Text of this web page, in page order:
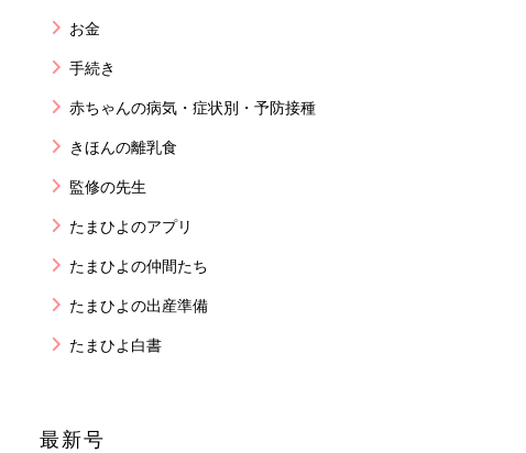
お金
手続き
赤ちゃんの病気・症状別・予防接種
きほんの離乳食
監修の先生
たまひよのアプリ
たまひよの仲間たち
たまひよの出産準備
たまひよ白書
最新号